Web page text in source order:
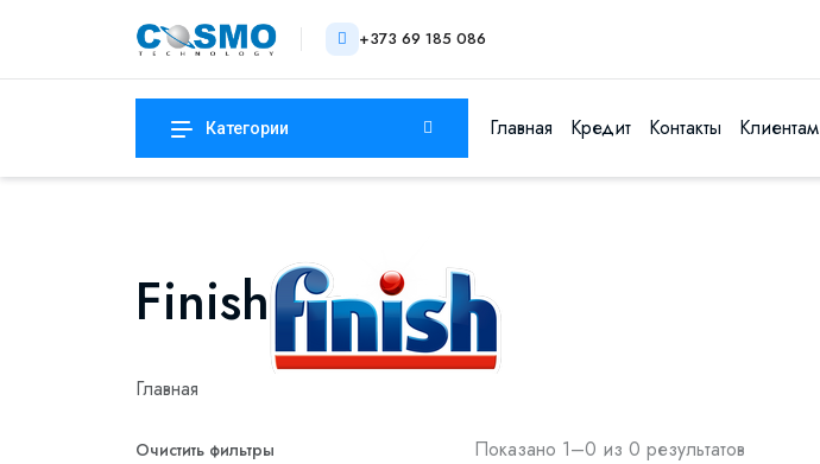
+373 69 185 086
Категории Главная Кредит Контакты Клиентам
Finish
Главная
Очистить фильтры Показано 1–0 из 0 результатов